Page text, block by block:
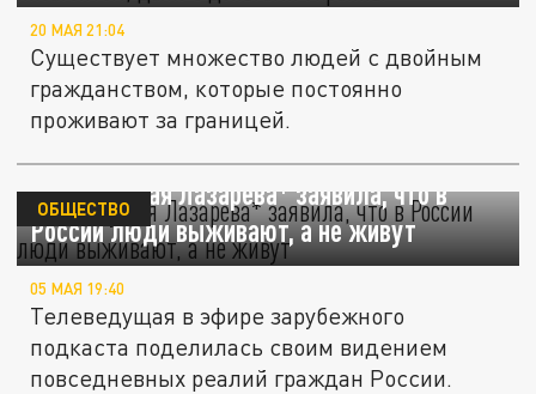
20 МАЯ 21:04
Существует множество людей с двойным
гражданством, которые постоянно
проживают за границей.
Телеведущая Лазарева* заявила, что в
России люди выживают, а не живут
ОБЩЕСТВО
05 МАЯ 19:40
Телеведущая в эфире зарубежного
подкаста поделилась своим видением
повседневных реалий граждан России.